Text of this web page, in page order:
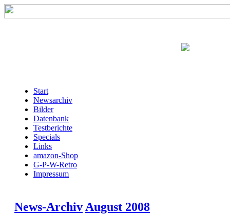
Start
Newsarchiv
Bilder
Datenbank
Testberichte
Specials
Links
amazon-Shop
G-P-W-Retro
Impressum
News-Archiv August 2008